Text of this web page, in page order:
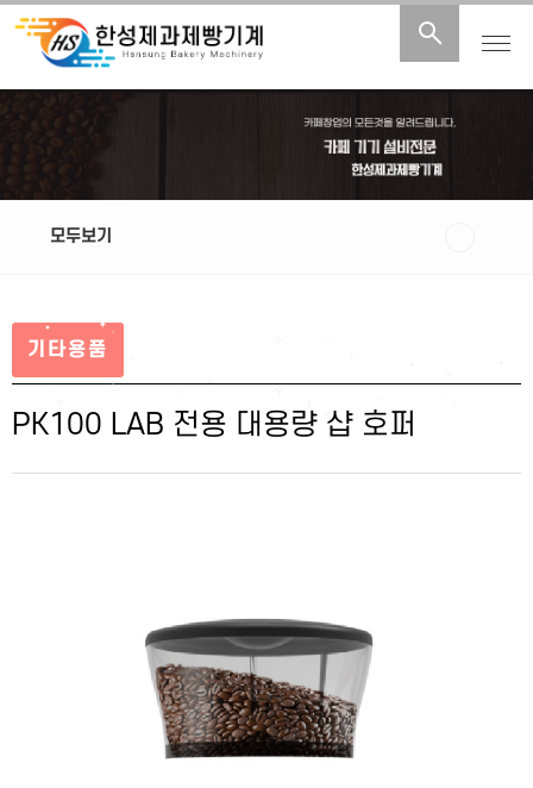
모두보기
기타용품
PK100 LAB 전용 대용량 샵 호퍼